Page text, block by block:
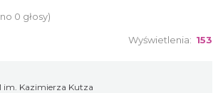
0 głosy)
Wyświetlenia: 153
im. Kazimierza Kutza